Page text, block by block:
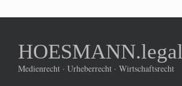
HOESMANN.legal
Medienrecht · Urheberrecht · Wirtschaftsrecht